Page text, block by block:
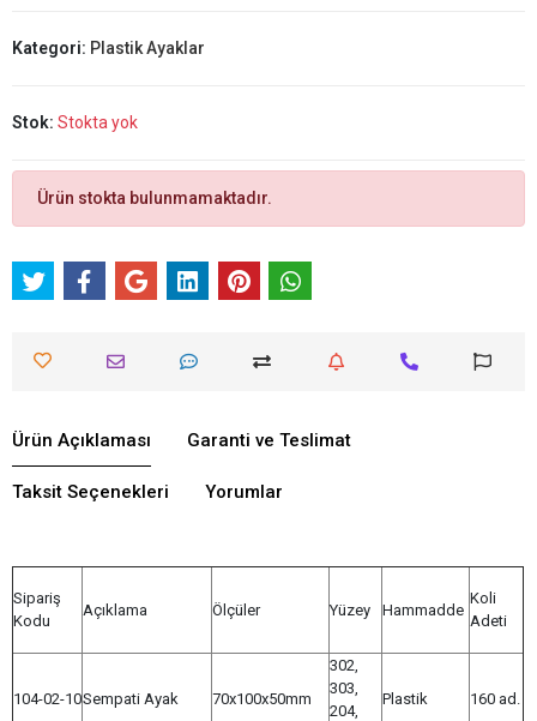
Kategori: Plastik Ayaklar
Stok: Stokta yok
Ürün stokta bulunmamaktadır.
Ürün Açıklaması Garanti ve Teslimat
Taksit Seçenekleri Yorumlar
Sipariş
Kodu
Açıklama Ölçüler Yüzey Hammadde
Koli
Adeti
104-02-10Sempati Ayak 70x100x50mm
302,
303,
204,
Plastik 160 ad.